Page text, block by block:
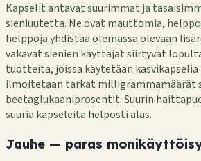
Kapselit antavat suurimmat ja
sieniuutetta. Ne ovat mauttomia,
helppoja yhdistää olemassa olevaan
vakavat sienien käyttäjät siirtyvät
tuotteita, joissa käytetään kasvikapselia
ilmoitetaan tarkat milligrammamäärät
beetaglukaaniprosentit. Suurin
suuria kapseleita helposti alas.
Jauhe — paras